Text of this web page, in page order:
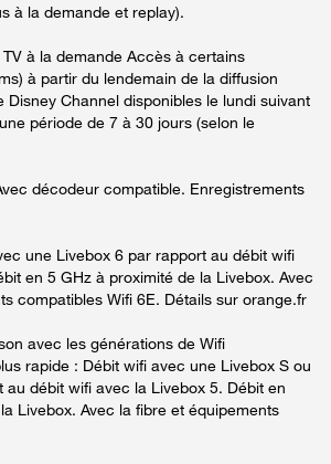
à la demande et replay).
TV à la demande Accès à certains
à partir du lendemain de la diffusion
Disney Channel disponibles le lundi suivant
période de 7 à 30 jours (selon le
décodeur compatible. Enregistrements
une Livebox 6 par rapport au débit wifi
en 5 GHz à proximité de la Livebox. Avec
compatibles Wifi 6E. Détails sur orange.fr
avec les générations de Wifi
rapide : Débit wifi avec une Livebox S ou
au débit wifi avec la Livebox 5. Débit en
Livebox. Avec la fibre et équipements